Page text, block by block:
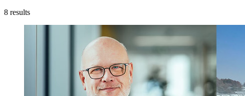
8 results